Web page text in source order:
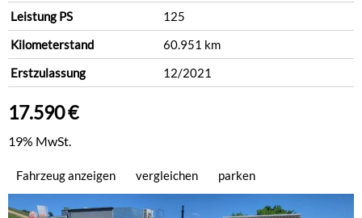
Leistung PS
125
Kilometerstand
60.951 km
Erstzulassung
12/2021
17.590 €
19% MwSt.
Fahrzeug anzeigen vergleichen parken